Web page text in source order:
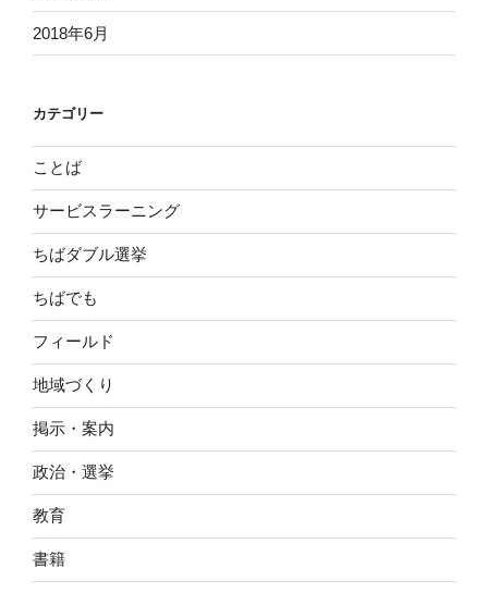
2018年6月
カテゴリー
ことば
サービスラーニング
ちばダブル選挙
ちばでも
フィールド
地域づくり
掲示・案内
政治・選挙
教育
書籍